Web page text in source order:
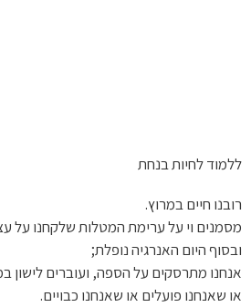
ללמוד לחיות בנחת
רובנו חיים במרוץ.
מסמנים וי על ערימת המטלות שלקחנו על
ובסוף היום האנרגיה נופלת;
אנחנו מתרסקים על הספה, ועוברים לישון
או שאנחנו פועלים או שאנחנו כבויים.